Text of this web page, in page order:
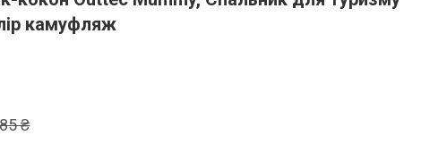
камуфляж
₴